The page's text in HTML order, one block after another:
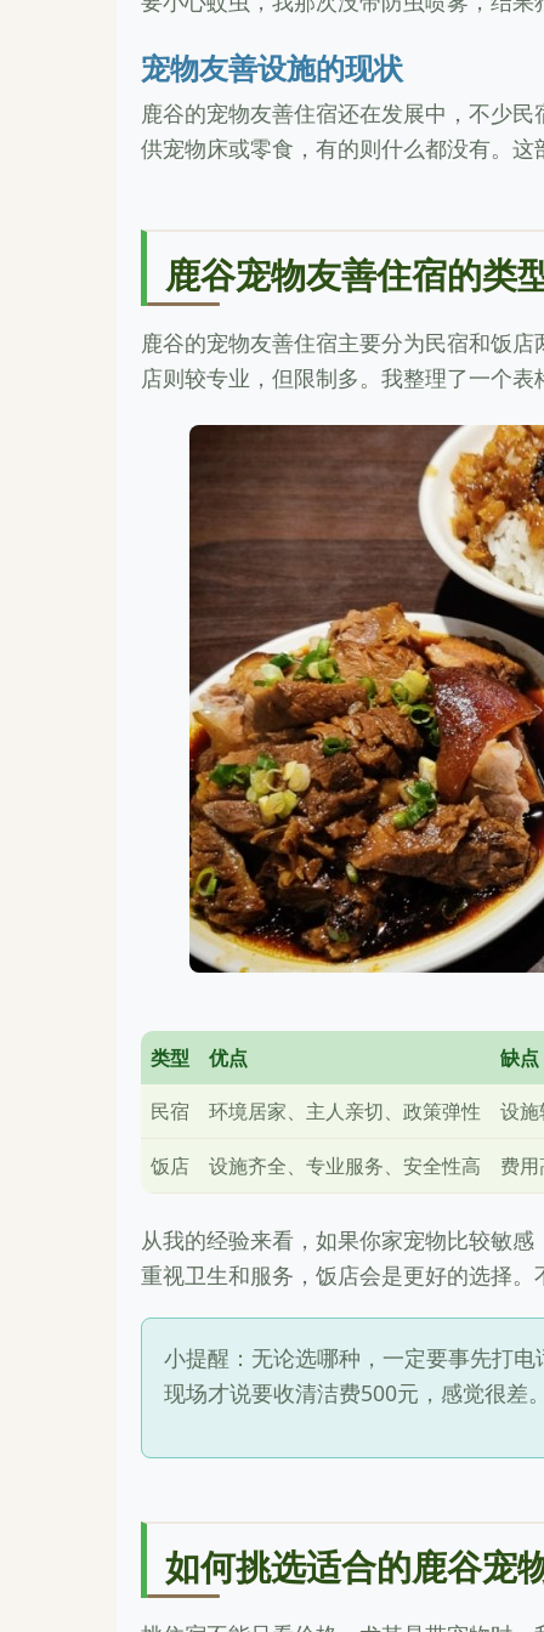
宠物友善设施的现状
鹿谷的宠物友善住宿还在发展中，不少
供宠物床或零食，有的则什么都没有。
鹿谷宠物友善住宿的类
鹿谷的宠物友善住宿主要分为民宿和饭
店则较专业，但限制多。我整理了一个
类型 优点
缺点
民宿
环境居家、主人亲切、政策弹性 设
饭店 设施齐全、专业服务、安全性高 费
从我的经验来看，如果你家宠物比较敏
重视卫生和服务，饭店会是更好的选择
小提醒：无论选哪种，一定要事先打
现场才说要收清洁费500元，感觉很差
如何挑选适合的鹿谷宠